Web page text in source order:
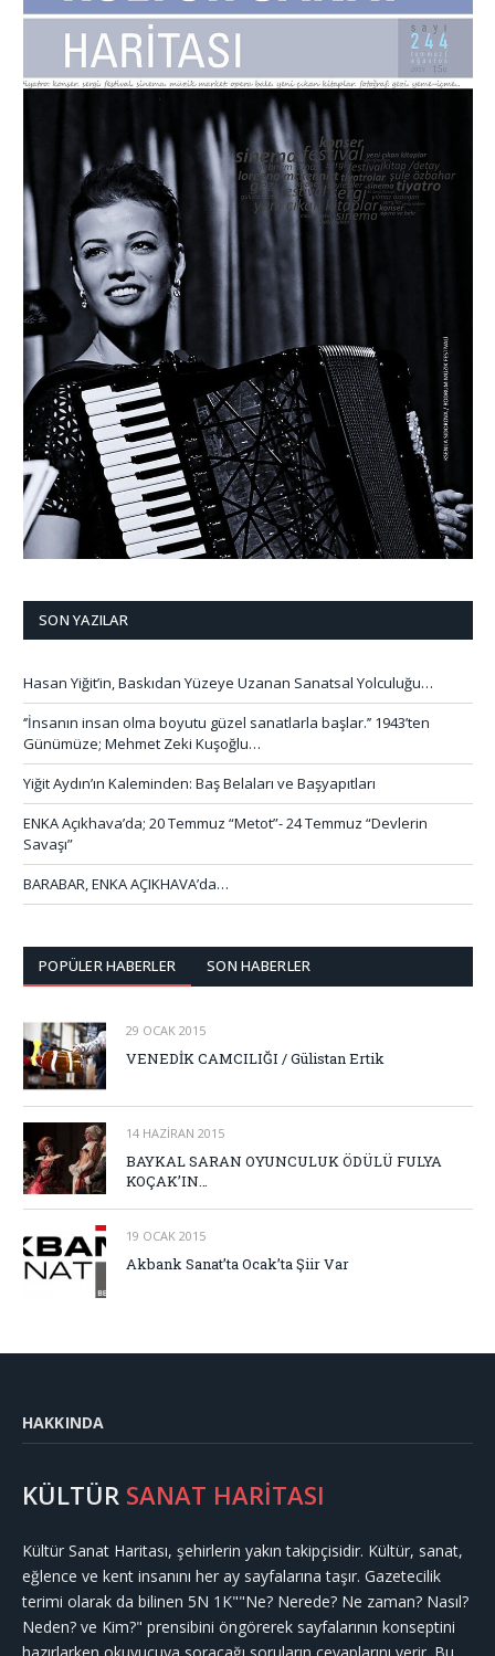
SON YAZILAR
Hasan Yiğit’in, Baskıdan Yüzeye Uzanan Sanatsal Yolculuğu…
‘’İnsanın insan olma boyutu güzel sanatlarla başlar.’’ 1943’ten
Günümüze; Mehmet Zeki Kuşoğlu…
Yiğit Aydın’ın Kaleminden: Baş Belaları ve Başyapıtları
ENKA Açıkhava’da; 20 Temmuz “Metot”- 24 Temmuz “Devlerin
Savaşı”
BARABAR, ENKA AÇIKHAVA’da…
POPÜLER HABERLER SON HABERLER
29 OCAK 2015
VENEDİK CAMCILIĞI / Gülistan Ertik
14 HAZIRAN 2015
BAYKAL SARAN OYUNCULUK ÖDÜLÜ FULYA
KOÇAK’IN…
19 OCAK 2015
Akbank Sanat’ta Ocak’ta Şiir Var
HAKKINDA
KÜLTÜR SANAT HARİTASI
Kültür Sanat Haritası, şehirlerin yakın takipçisidir. Kültür, sanat,
eğlence ve kent insanını her ay sayfalarına taşır. Gazetecilik
terimi olarak da bilinen 5N 1K""Ne? Nerede? Ne zaman? Nasıl?
Neden? ve Kim?" prensibini öngörerek sayfalarının konseptini
hazırlarken okuyucuya soracağı soruların cevaplarını verir. Bu